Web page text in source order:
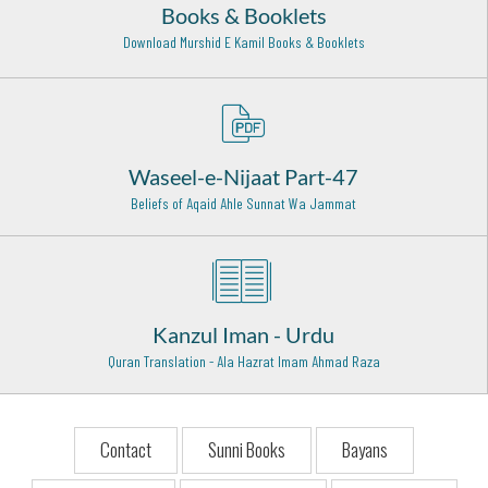
Hazrat Imam Shafi'ee (Radi Allahu anhu)
Hazrat Shams e Alam Husaini Rehmat Ullah Alaih
Syed Muhammad Ismail Shah Bukhari Rehmat Ullah Alaih
Hazrat Ameer Khusro (Rehmat ullah alaih)
Hazrat Ala'udden Ali Ahmed Saabir Kalyari (Rehmat ullah
Hazrat Hakim Shaikh Dawood Kamil Wali Razi Allah Anhu
Sayyid Mohiyuddin Abu Nasr Radiallahu Ta'ala Anhu
Books & Booklets
Download Murshid E Kamil Books & Booklets
Waseel-e-Nijaat Part-47
Beliefs of Aqaid Ahle Sunnat Wa Jammat
Kanzul Iman - Urdu
Quran Translation - Ala Hazrat Imam Ahmad Raza
Contact Sunni Books
Bayans